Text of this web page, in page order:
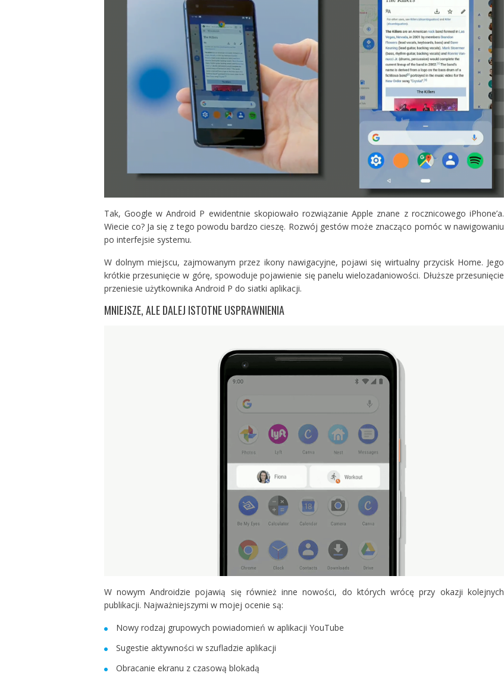
Tak, Google w Android P ewidentnie skopiowało rozwiązanie Apple znane z rocznicowego iPhone’a.
Wiecie co? Ja się z tego powodu bardzo cieszę. Rozwój gestów może znacząco pomóc w nawigowaniu
po interfejsie systemu.
W dolnym miejscu, zajmowanym przez ikony nawigacyjne, pojawi się wirtualny przycisk Home. Jego
krótkie przesunięcie w górę, spowoduje pojawienie się panelu wielozadaniowości. Dłuższe przesunięcie
przeniesie użytkownika Android P do siatki aplikacji.
MNIEJSZE, ALE DALEJ ISTOTNE USPRAWNIENIA
W nowym Androidzie pojawią się również inne nowości, do których wrócę przy okazji kolejnych
publikacji. Najważniejszymi w mojej ocenie są:
Nowy rodzaj grupowych powiadomień w aplikacji YouTube
Sugestie aktywności w szufladzie aplikacji
Obracanie ekranu z czasową blokadą